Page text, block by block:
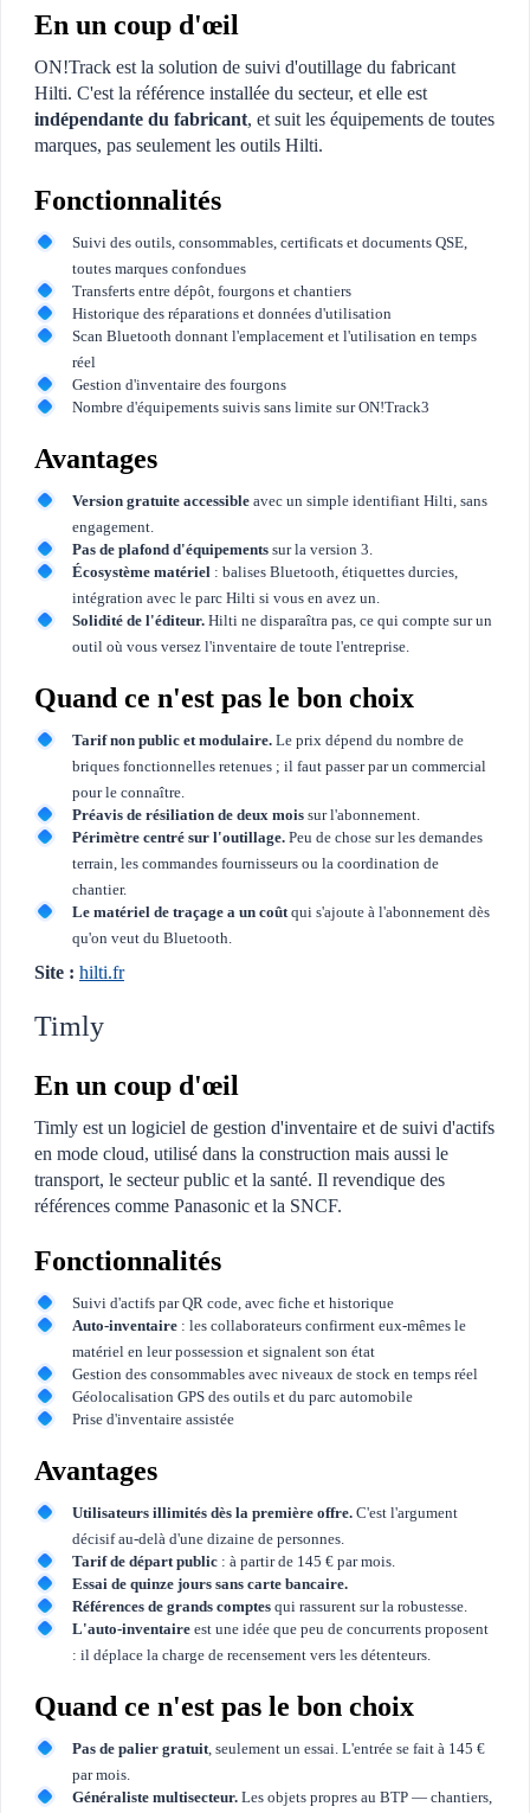
En un coup d'œil
ON!Track est la solution de suivi d'outillage du fabricant
Hilti. C'est la référence installée du secteur, et elle est
indépendante du fabricant, et suit les équipements de toutes
marques, pas seulement les outils Hilti.
Fonctionnalités
Suivi des outils, consommables, certificats et documents QSE,
toutes marques confondues
Transferts entre dépôt, fourgons et chantiers
Historique des réparations et données d'utilisation
Scan Bluetooth donnant l'emplacement et l'utilisation en temps
réel
Gestion d'inventaire des fourgons
Nombre d'équipements suivis sans limite sur ON!Track3
Avantages
Version gratuite accessible avec un simple identifiant Hilti, sans
engagement.
Pas de plafond d'équipements sur la version 3.
Écosystème matériel : balises Bluetooth, étiquettes durcies,
intégration avec le parc Hilti si vous en avez un.
Solidité de l'éditeur. Hilti ne disparaîtra pas, ce qui compte sur un
outil où vous versez l'inventaire de toute l'entreprise.
Quand ce n'est pas le bon choix
Tarif non public et modulaire. Le prix dépend du nombre de
briques fonctionnelles retenues ; il faut passer par un commercial
pour le connaître.
Préavis de résiliation de deux mois sur l'abonnement.
Périmètre centré sur l'outillage. Peu de chose sur les demandes
terrain, les commandes fournisseurs ou la coordination de
chantier.
Le matériel de traçage a un coûtqui s'ajoute à l'abonnement dès
qu'on veut du Bluetooth.
Site : hilti.fr
Timly
En un coup d'œil
Timly est un logiciel de gestion d'inventaire et de suivi d'actifs
en mode cloud, utilisé dans la construction mais aussi le
transport, le secteur public et la santé. Il revendique des
références comme Panasonic et la SNCF.
Fonctionnalités
Suivi d'actifs par QR code, avec fiche et historique
Auto-inventaire : les collaborateurs confirment eux-mêmes le
matériel en leur possession et signalent son état
Gestion des consommables avec niveaux de stock en temps réel
Géolocalisation GPS des outils et du parc automobile
Prise d'inventaire assistée
Avantages
Utilisateurs illimités dès la première offre. C'est l'argument
décisif au-delà d'une dizaine de personnes.
Tarif de départ public : à partir de 145 € par mois.
Essai de quinze jours sans carte bancaire.
Références de grands comptes qui rassurent sur la robustesse.
L'auto-inventaire est une idée que peu de concurrents proposent
: il déplace la charge de recensement vers les détenteurs.
Quand ce n'est pas le bon choix
Pas de palier gratuit, seulement un essai. L'entrée se fait à 145 €
par mois.
Généraliste multisecteur. Les objets propres au BTP — chantiers,